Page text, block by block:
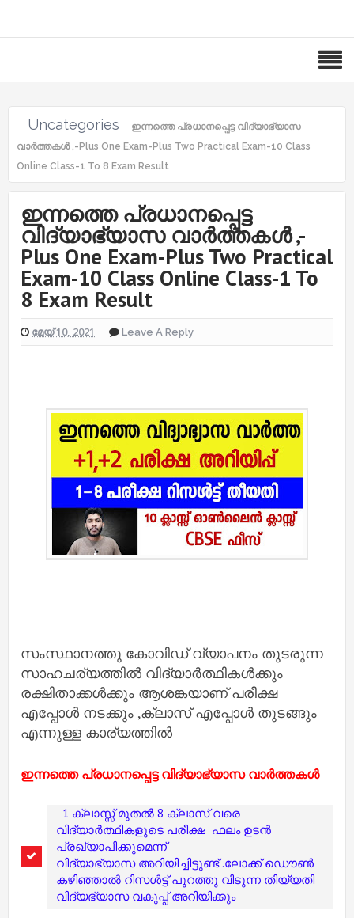
Uncategories
ഇന്നത്തെ പ്രധാനപ്പെട്ട വിദ്യാഭ്യാസ
വാർത്തകൾ ,-Plus One Exam-Plus Two Practical Exam-10 Class
Online Class-1 To 8 Exam Result
ഇന്നത്തെ പ്രധാനപ്പെട്ട
വിദ്യാഭ്യാസ വാർത്തകൾ ,-
Plus One Exam-Plus Two Practical
Exam-10 Class Online Class-1 To
8 Exam Result
മേയ് 10, 2021 Leave A Reply
സംസ്ഥാനത്തു കോവിഡ് വ്യാപനം തുടരുന്ന
സാഹചര്യത്തിൽ വിദ്യാർത്ഥികൾക്കും
രക്ഷിതാക്കൾക്കും ആശങ്കയാണ് പരീക്ഷ
എപ്പോൾ നടക്കും ,ക്ലാസ് എപ്പോൾ തുടങ്ങും
എന്നുള്ള കാര്യത്തിൽ
ഇന്നത്തെ പ്രധാനപ്പെട്ട വിദ്യാഭ്യാസ വാർത്തകൾ
1 ക്ലാസ്സ് മുതൽ 8 ക്ലാസ് വരെ
വിദ്യാർത്ഥികളുടെ പരീക്ഷ ഫലം ഉടൻ
പ്രഖ്യാപിക്കുമെന്ന്
വിദ്യാഭ്യാസ അറിയിച്ചിട്ടുണ്ട് .ലോക്ക് ഡൌൺ
കഴിഞ്ഞാൽ റിസൾട്ട് പുറത്തു വിടുന്ന തിയ്യതി
വിദ്യഭ്യാസ വകുപ്പ് അറിയിക്കും